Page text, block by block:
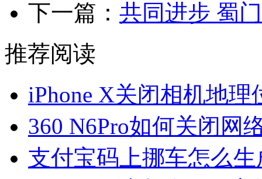
下一篇： 共同进步 蜀
推荐阅读
iPhone X关闭相机地理
360 N6Pro如何关闭网
支付宝码上挪车怎么生